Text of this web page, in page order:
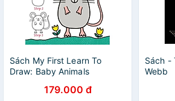
Sách My First Learn To
Draw: Baby Animals
179.000 đ
Sách -
Webb